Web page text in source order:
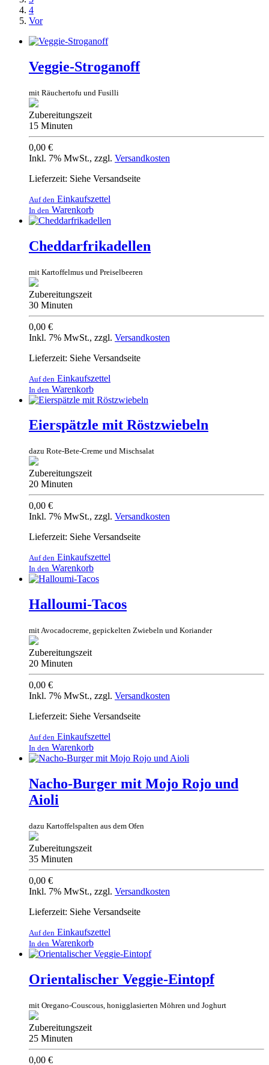
4
Vor
Veggie-Stroganoff
mit Räuchertofu und Fusilli
Zubereitungszeit
15 Minuten
0,00 €
Inkl. 7% MwSt., zzgl. Versandkosten
Lieferzeit: Siehe Versandseite
Auf den Einkaufszettel
In den Warenkorb
Cheddarfrikadellen
mit Kartoffelmus und Preiselbeeren
Zubereitungszeit
30 Minuten
0,00 €
Inkl. 7% MwSt., zzgl. Versandkosten
Lieferzeit: Siehe Versandseite
Auf den Einkaufszettel
In den Warenkorb
Eierspätzle mit Röstzwiebeln
dazu Rote-Bete-Creme und Mischsalat
Zubereitungszeit
20 Minuten
0,00 €
Inkl. 7% MwSt., zzgl. Versandkosten
Lieferzeit: Siehe Versandseite
Auf den Einkaufszettel
In den Warenkorb
Halloumi-Tacos
mit Avocadocreme, gepickelten Zwiebeln und Koriander
Zubereitungszeit
20 Minuten
0,00 €
Inkl. 7% MwSt., zzgl. Versandkosten
Lieferzeit: Siehe Versandseite
Auf den Einkaufszettel
In den Warenkorb
Nacho-Burger mit Mojo Rojo und
Aioli
dazu Kartoffelspalten aus dem Ofen
Zubereitungszeit
35 Minuten
0,00 €
Inkl. 7% MwSt., zzgl. Versandkosten
Lieferzeit: Siehe Versandseite
Auf den Einkaufszettel
In den Warenkorb
Orientalischer Veggie-Eintopf
mit Oregano-Couscous, honigglasierten Möhren und Joghurt
Zubereitungszeit
25 Minuten
0,00 €